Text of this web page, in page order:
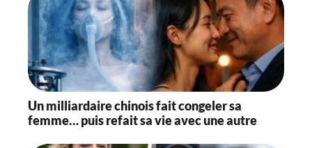
Un milliardaire chinois fait congeler sa
femme… puis refait sa vie avec une autre